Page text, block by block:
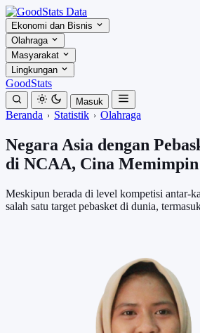
Ekonomi dan Bisnis
Olahraga
Masyarakat
Lingkungan
GoodStats
Masuk
Beranda Statistik Olahraga
Negara Asia dengan
di NCAA, Cina Memimpin
Meskipun berada di level kompetisi antar-
salah satu target pebasket di dunia,